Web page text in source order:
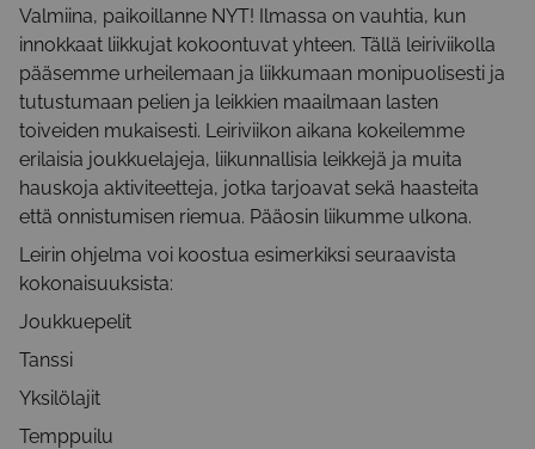
Valmiina, paikoillanne NYT! Ilmassa on vauhtia, kun
innokkaat liikkujat kokoontuvat yhteen. Tällä leiriviikolla
pääsemme urheilemaan ja liikkumaan monipuolisesti ja
tutustumaan pelien ja leikkien maailmaan lasten
toiveiden mukaisesti. Leiriviikon aikana kokeilemme
erilaisia joukkuelajeja, liikunnallisia leikkejä ja muita
hauskoja aktiviteetteja, jotka tarjoavat sekä haasteita
että onnistumisen riemua. Pääosin liikumme ulkona.
Leirin ohjelma voi koostua esimerkiksi seuraavista
kokonaisuuksista:
Joukkuepelit
Tanssi
Yksilölajit
Temppuilu